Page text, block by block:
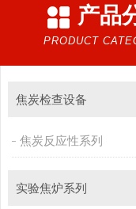
产品
PRODUCT
焦炭检查设备
焦炭反应性系列
实验焦炉系列